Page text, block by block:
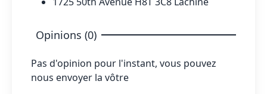
Opinions (0)
Pas d'opinion pour l'instant, vous pouvez
nous envoyer la vôtre